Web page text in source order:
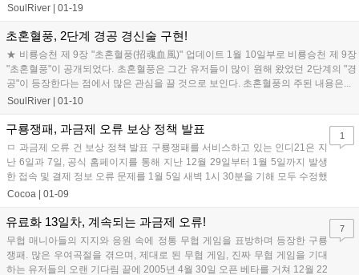
SoulRiver
01-19
초혼혈풍, 2단계 경공 경신술 구현!
★ 비룡승천 제 9장 "초혼혈풍(招魂血風)" 업데이트 1월 10일부로 비룡승천 제 9장
"초혼혈풍"이 공개되었다. 초혼혈풍은 그간 유저들이 많이 원해 왔었던 2단계의 "경
공"이 등장한다는 점에서 많은 관심을 끌 것으로 보인다. 초혼혈풍의 주된 내용은...
SoulRiver
01-10
구룡쟁패, 과금제 오류 보상 정책 발표
ㅁ 과금제 오류 건 보상 정책 발표 구룡쟁패를 서비스하고 있는 인디21은 지
난 6일과 7일, 공식 홈페이지를 통해 지난 12월 29일부터 1월 5일까지 발생
한 접속 및 결제 정보 오류 문제를 1월 5일 새벽 1시 30분을 기해 모두 수정했
다고 밝혔다....
Cocoa 01-09
1
유료화 13일차, 계속되는 과금제 오류!
무협 매니아들의 지지와 응원 속에 정통 무협 게임을 표방하며 등장한 구룡
쟁패. 많은 우여곡절을 겪으며, 제대로 된 무협 게임, 진짜 무협 게임을 기대
하는 유저들의 오랜 기다림 끝에 2005년 4월 30일 오픈 베타를 거쳐 12월 22
7